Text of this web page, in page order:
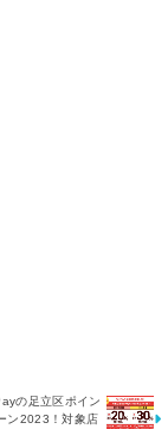
の足立区ポイン
ン2023！対象店